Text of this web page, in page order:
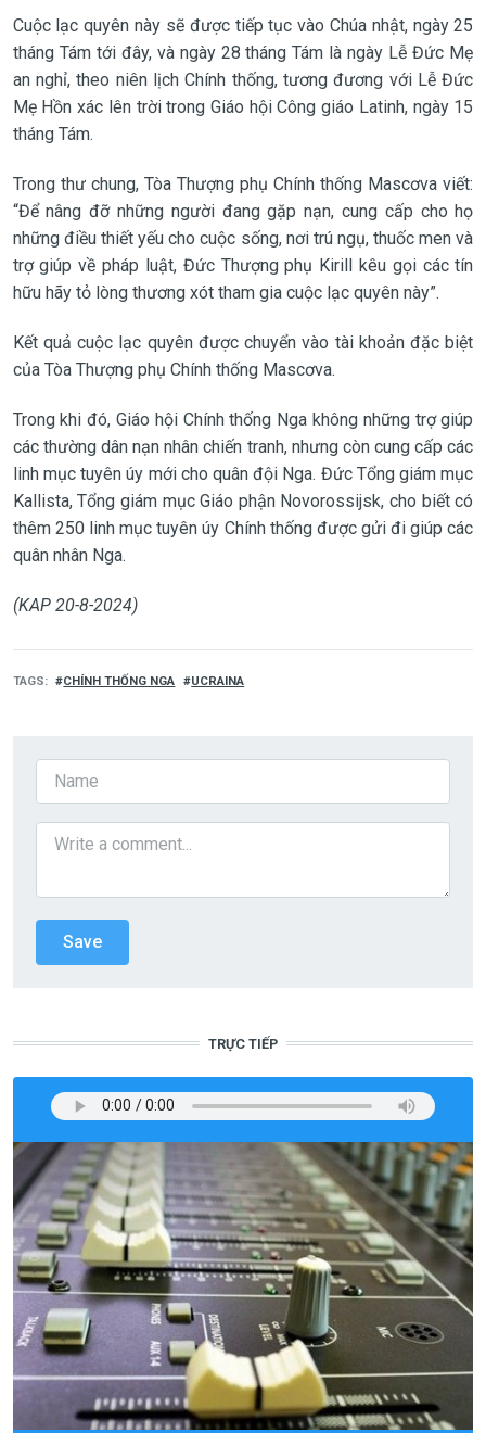
Cuộc lạc quyên này sẽ được tiếp tục vào Chúa nhật, ngày 25
tháng Tám tới đây, và ngày 28 tháng Tám là ngày Lễ Đức Mẹ
an nghỉ, theo niên lịch Chính thống, tương đương với Lễ Đức
Mẹ Hồn xác lên trời trong Giáo hội Công giáo Latinh, ngày 15
tháng Tám.
Trong thư chung, Tòa Thượng phụ Chính thống Mascơva viết:
“Để nâng đỡ những người đang gặp nạn, cung cấp cho họ
những điều thiết yếu cho cuộc sống, nơi trú ngụ, thuốc men và
trợ giúp về pháp luật, Đức Thượng phụ Kirill kêu gọi các tín
hữu hãy tỏ lòng thương xót tham gia cuộc lạc quyên này”.
Kết quả cuộc lạc quyên được chuyển vào tài khoản đặc biệt
của Tòa Thượng phụ Chính thống Mascơva.
Trong khi đó, Giáo hội Chính thống Nga không những trợ giúp
các thường dân nạn nhân chiến tranh, nhưng còn cung cấp các
linh mục tuyên úy mới cho quân đội Nga. Đức Tổng giám mục
Kallista, Tổng giám mục Giáo phận Novorossijsk, cho biết có
thêm 250 linh mục tuyên úy Chính thống được gửi đi giúp các
quân nhân Nga.
(KAP 20-8-2024)
TAGS CHÍNH THỐNG NGA UCRAINA
TRỰC TIẾP